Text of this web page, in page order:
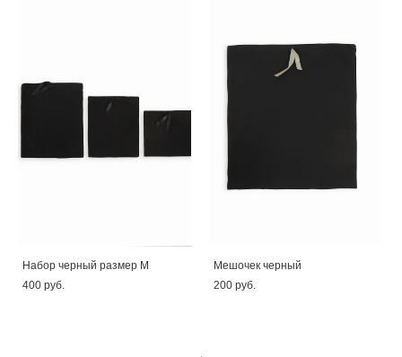
Набор черный размер М
400 pуб.
Мешочек черный
200 pуб.